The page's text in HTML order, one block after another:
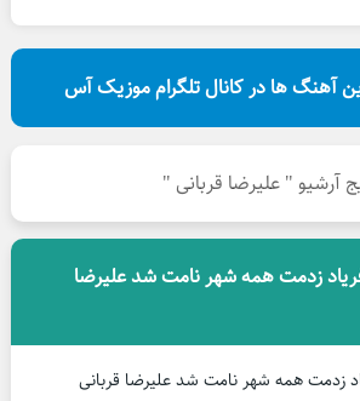
آهنگ ها در کانال تلگرام موزیک آس
آرشیو " علیرضا قربانی "
زدمت همه شهر نامت شد علیرضا
زدمت همه شهر نامت شد علیرضا قربانی